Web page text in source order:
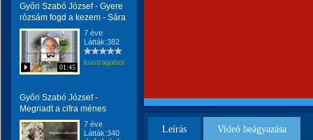
Győri Szabó József - Gyere
rózsám fogd a kezem - Sára
01:45
7 éve
Látták:382
kustragabor
Győri Szabó József -
Megriadt a cifra ménes
7 éve
Látták:340
Leírás Videó beágyazása